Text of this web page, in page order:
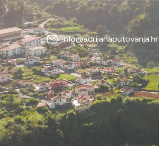
info@adrijanaputovanja.hr